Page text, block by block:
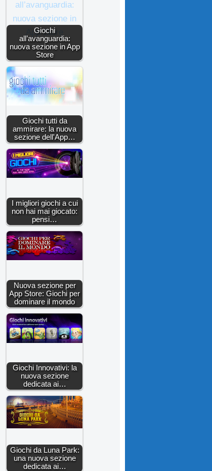
Giochi
all’avanguardia:
nuova sezione in App
Store
Giochi tutti da
ammirare: la nuova
sezione dell'App…
I migliori giochi a cui
non hai mai giocato:
pensi…
Nuova sezione per
App Store: Giochi per
dominare il mondo
Giochi Innovativi: la
nuova sezione
dedicata ai…
Giochi da Luna Park:
una nuova sezione
dedicata ai…